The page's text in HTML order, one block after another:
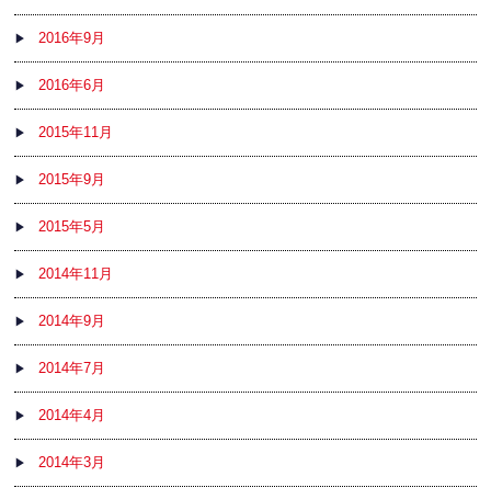
2016年9月
2016年6月
2015年11月
2015年9月
2015年5月
2014年11月
2014年9月
2014年7月
2014年4月
2014年3月